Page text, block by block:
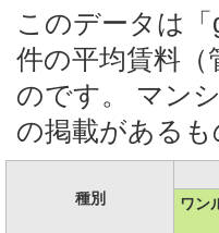
このデータは
件の平均賃料
のです。 マン
の掲載がある
種別 ワン